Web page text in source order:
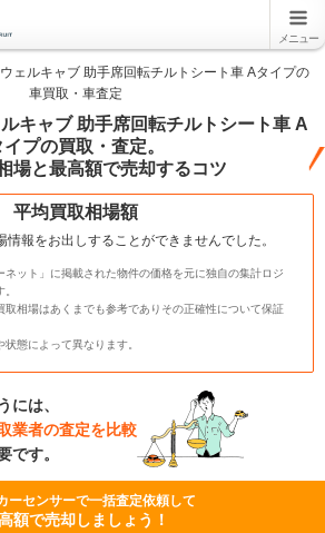
メニュー
ェルキャブ 助手席回転チルトシート車 Aタイプの
車買取・車査定
キャブ 助手席回転チルトシート車 A
イプの買取・査定。
場と最高額で売却するコツ
平均買取相場額
報をお出しすることができませんでした。
ット」に掲載された物件の価格を元に独自の集計ロジ
相場はあくまでも参考でありその正確性について保証
態によって異なります。
には、
業者の査定を比較
です。
ーセンサーで一括査定依頼して
額で売却しましょう！